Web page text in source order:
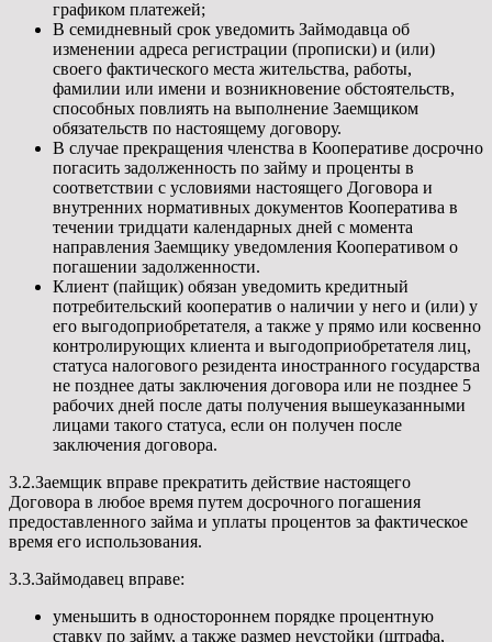
графиком платежей;
В семидневный срок уведомить Займодавца об
изменении адреса регистрации (прописки) и (или)
своего фактического места жительства, работы,
фамилии или имени и возникновение обстоятельств,
способных повлиять на выполнение Заемщиком
обязательств по настоящему договору.
В случае прекращения членства в Кооперативе досрочно
погасить задолженность по займу и проценты в
соответствии с условиями настоящего Договора и
внутренних нормативных документов Кооператива в
течении тридцати календарных дней с момента
направления Заемщику уведомления Кооперативом о
погашении задолженности.
Клиент (пайщик) обязан уведомить кредитный
потребительский кооператив о наличии у него и (или) у
его выгодоприобретателя, а также у прямо или косвенно
контролирующих клиента и выгодоприобретателя лиц,
статуса налогового резидента иностранного государства
не позднее даты заключения договора или не позднее 5
рабочих дней после даты получения вышеуказанными
лицами такого статуса, если он получен после
заключения договора.
3.2.Заемщик вправе прекратить действие настоящего
Договора в любое время путем досрочного погашения
предоставленного займа и уплаты процентов за фактическое
время его использования.
3.3.Займодавец вправе:
уменьшить в одностороннем порядке процентную
ставку по займу, а также размер неустойки (штрафа,